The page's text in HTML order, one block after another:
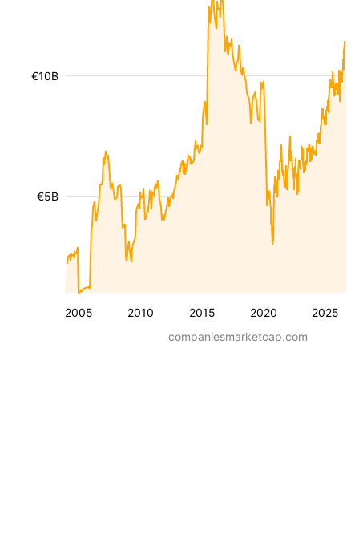
2005 2010 2015 2020 2025
€5B
€10B
companiesmarketcap.com